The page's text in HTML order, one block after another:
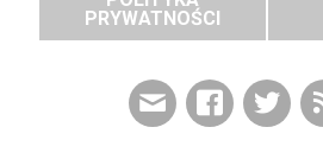
PRYWATNOŚCI